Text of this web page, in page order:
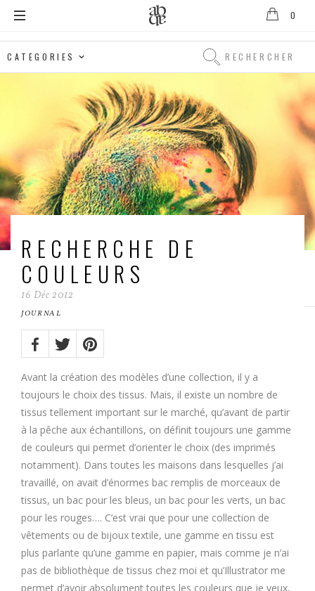
D'Anthenay
0
Rechercher
Rechercher
RECHERCHE DE
COULEURS
16 Déc 2012
JOURNAL
Share
on:Facebook
TwitterPinterest
Avant la création des modèles d’une collection, il y a
toujours le choix des tissus. Mais, il existe un nombre de
tissus tellement important sur le marché, qu’avant de partir
à la pêche aux échantillons, on définit toujours une gamme
de couleurs qui permet d’orienter le choix (des imprimés
notamment). Dans toutes les maisons dans lesquelles j’ai
travaillé, on avait d’énormes bac remplis de morceaux de
tissus, un bac pour les bleus, un bac pour les verts, un bac
pour les rouges…. C’est vrai que pour une collection de
vêtements ou de bijoux textile, une gamme en tissu est
plus parlante qu’une gamme en papier, mais comme je n’ai
pas de bibliothèque de tissus chez moi et qu’Illustrator me
permet d’avoir absolument toutes les couleurs que je veux,